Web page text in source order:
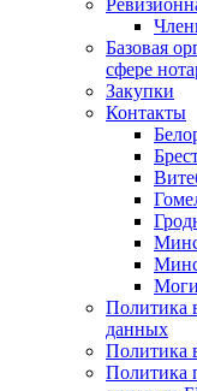
Базовая
сфере
Закупки
Контакты
Политика
данных
Политика
Политика